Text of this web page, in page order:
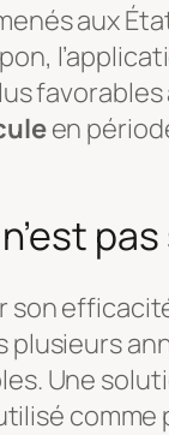
aux
en
son
Une